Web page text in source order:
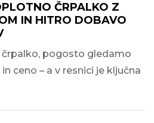
ČRPALKO Z
IN HITRO DOBAVO
pogosto gledamo
ceno – a v resnici je ključna